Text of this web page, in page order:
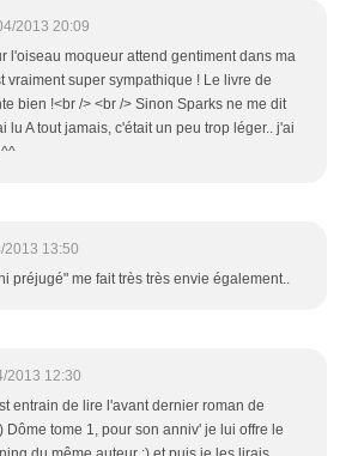
2013 20:09
l'oiseau moqueur attend gentiment dans ma
vraiment super sympathique ! Le livre de
bien !<br /> <br /> Sinon Sparks ne me dit
lu A tout jamais, c'était un peu trop léger.. j'ai
2013 13:50
préjugé" me fait très très envie également..
2013 12:30
entrain de lire l'avant dernier roman de
Dôme tome 1, pour son anniv' je lui offre le